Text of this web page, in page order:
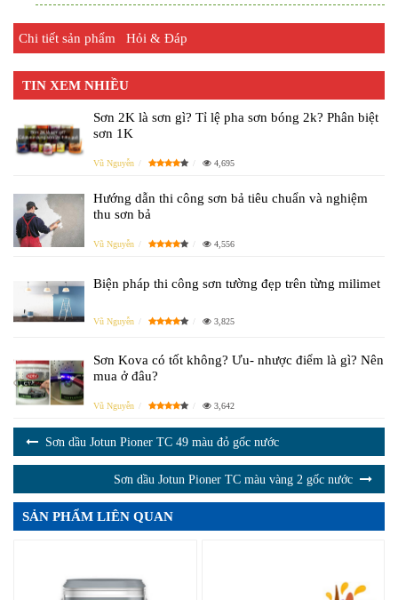
Chi tiết sản phẩm Hỏi & Đáp
TIN XEM NHIỀU
Sơn 2K là sơn gì? Tỉ lệ pha sơn bóng 2k? Phân biệt
sơn 1K
Vũ Nguyễn 4,695
Hướng dẫn thi công sơn bả tiêu chuẩn và nghiệm
thu sơn bả
Vũ Nguyễn 4,556
Biện pháp thi công sơn tường đẹp trên từng milimet
Vũ Nguyễn 3,825
Sơn Kova có tốt không? Ưu- nhược điểm là gì? Nên
mua ở đâu?
Vũ Nguyễn 3,642
Sơn dầu Jotun Pioner TC 49 màu đỏ gốc nước
Sơn dầu Jotun Pioner TC màu vàng 2 gốc nước
SẢN PHẨM LIÊN QUAN